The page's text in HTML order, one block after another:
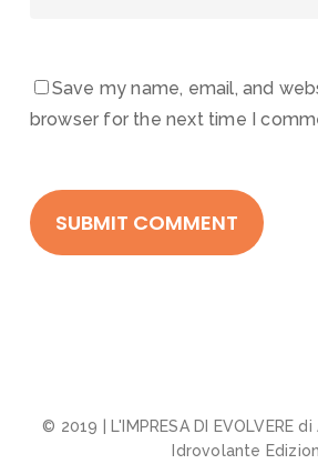
Save my name, email, and
browser for the next time I
© 2019 | L'IMPRESA DI EVOLVERE
Idrovolante